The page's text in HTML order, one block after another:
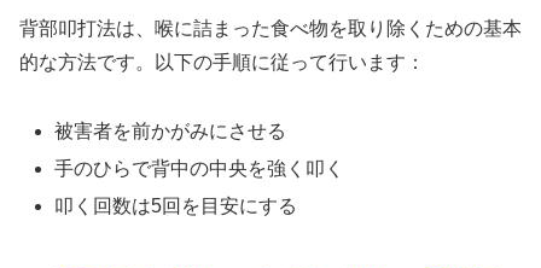
背部叩打法は、喉に詰まった食べ物を取り除くための基本
的な方法です。以下の手順に従って行います：
被害者を前かがみにさせる
手のひらで背中の中央を強く叩く
叩く回数は5回を目安にする